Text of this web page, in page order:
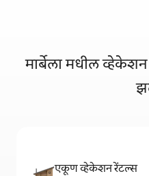
मार्बेला मधील
एकूण व्हेकेशन रेंटल्स